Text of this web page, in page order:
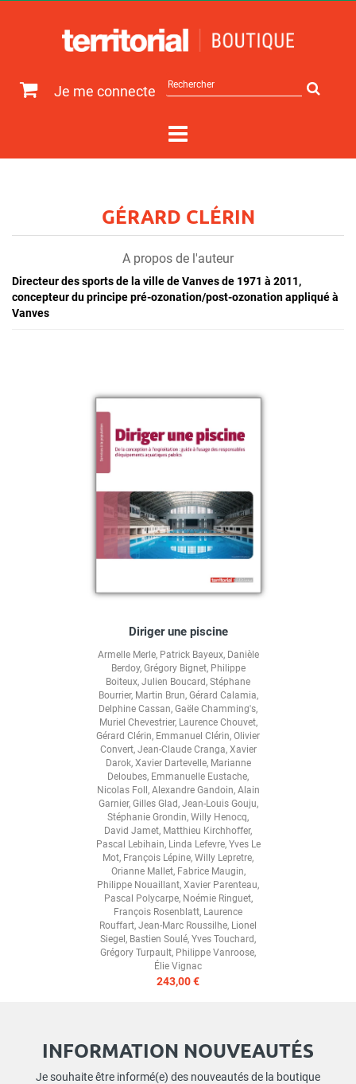
Je me connecte
sur
GÉRARD CLÉRIN
A propos de l'auteur
Directeur des sports de la ville de Vanves de 1971 à 2011,
concepteur du principe pré-ozonation/post-ozonation appliqué à
Vanves
Diriger une piscine
Armelle Merle, Patrick Bayeux, Danièle
Berdoy, Grégory Bignet, Philippe
Boiteux, Julien Boucard, Stéphane
Bourrier, Martin Brun, Gérard Calamia,
Delphine Cassan, Gaële Chamming's,
Muriel Chevestrier, Laurence Chouvet,
Gérard Clérin, Emmanuel Clérin, Olivier
Convert, Jean-Claude Cranga, Xavier
Darok, Xavier Dartevelle, Marianne
Deloubes, Emmanuelle Eustache,
Nicolas Foll, Alexandre Gandoin, Alain
Garnier, Gilles Glad, Jean-Louis Gouju,
Stéphanie Grondin, Willy Henocq,
David Jamet, Matthieu Kirchhoffer,
Pascal Lebihain, Linda Lefevre, Yves Le
Mot, François Lépine, Willy Lepretre,
Orianne Mallet, Fabrice Maugin,
Philippe Nouaillant, Xavier Parenteau,
Pascal Polycarpe, Noémie Ringuet,
François Rosenblatt, Laurence
Rouffart, Jean-Marc Roussilhe, Lionel
Siegel, Bastien Soulé, Yves Touchard,
Grégory Turpault, Philippe Vanroose,
Élie Vignac
243,00 €
INFORMATION NOUVEAUTÉS
Je souhaite être informé(e) des nouveautés de la boutique